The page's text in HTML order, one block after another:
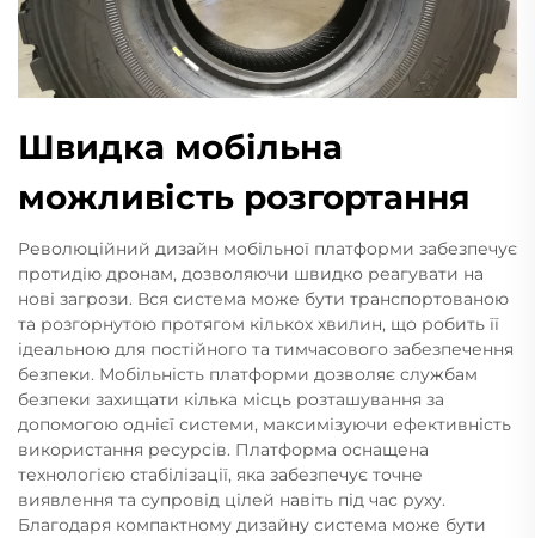
Швидка мобільна
можливість розгортання
Революційний дизайн мобільної платформи забезпечує
протидію дронам, дозволяючи швидко реагувати на
нові загрози. Вся система може бути транспортованою
та розгорнутою протягом кількох хвилин, що робить її
ідеальною для постійного та тимчасового забезпечення
безпеки. Мобільність платформи дозволяє службам
безпеки захищати кілька місць розташування за
допомогою однієї системи, максимізуючи ефективність
використання ресурсів. Платформа оснащена
технологією стабілізації, яка забезпечує точне
виявлення та супровід цілей навіть під час руху.
Благодаря компактному дизайну система може бути